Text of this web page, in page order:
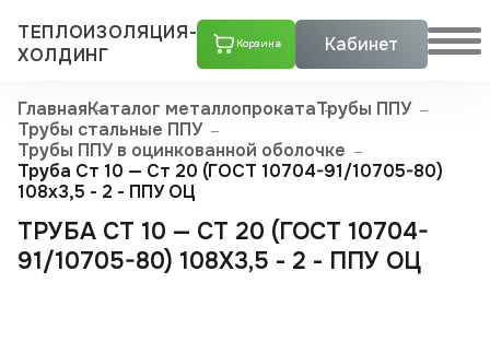
ТЕПЛОИЗОЛЯЦИЯ-
ХОЛДИНГ
Корзина Кабинет
ГлавнаяКаталог металлопрокатаТрубы ППУ
Трубы стальные ППУ
Трубы ППУ в оцинкованной оболочке
Труба Ст 10 — Ст 20 (ГОСТ 10704-91/10705-80)
108x3,5 - 2 - ППУ ОЦ
ТРУБА СТ 10 — СТ 20 (ГОСТ 10704-
91/10705-80) 108X3,5 - 2 - ППУ ОЦ